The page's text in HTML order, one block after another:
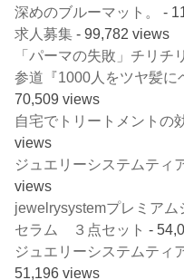
深めのブルーマット。
-
求人募集 - 99,782 views
「パーマの失敗」チリ
参道『1000人をツヤ髪に
70,509 views
自宅でトリートメントの
views
ジュエリーシステムテ
views
jewelrysystemプレミアム
セラム ３点セット -
ジュエリーシステムティ
51,196 views